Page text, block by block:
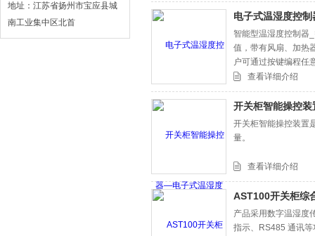
地址：江苏省扬州市宝应县城
南工业集中区北首
电子式温湿度控
智能型温湿度控制器
值，带有风扇、加热
户可通过按键编程任
符合 GB/T 15309-
查看详细介绍
开关柜智能操控
开关柜智能操控装置
量。
查看详细介绍
AST100开关柜综
产品采用数字温湿度
指示、RS485 通讯